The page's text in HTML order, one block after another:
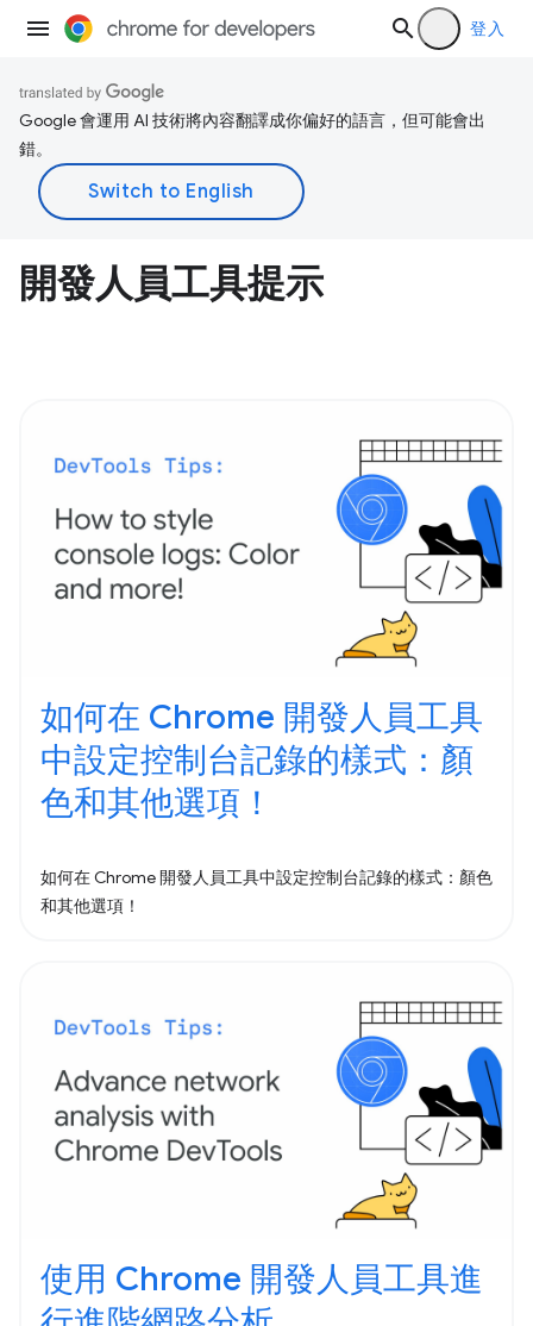
登入
Google 會運用 AI 技術將內容翻譯成你偏好的語言，但可能會出
錯。
開發人員工具提示
如何在 Chrome 開發人員工具
中設定控制台記錄的樣式：顏
色和其他選項！
如何在 Chrome 開發人員工具中設定控制台記錄的樣式：顏色
和其他選項！
使用 Chrome 開發人員工具進